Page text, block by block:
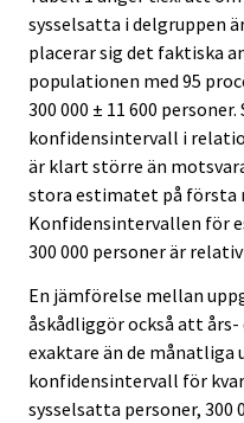
sysselsatta i delgruppen
placerar sig det faktiska
populationen med 95
300 000 ± 11 600
konfidensintervall i
är klart större än
stora estimatet på första
Konfidensintervallen för
300 000 personer är
En jämförelse mellan
åskådliggör också att
exaktare än de månatliga
konfidensintervall för
sysselsatta personer, 300